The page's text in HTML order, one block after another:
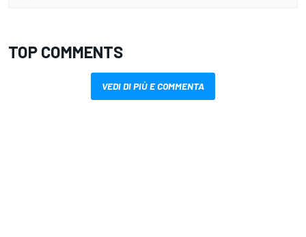
TOP COMMENTS
VEDI DI PIÙ E COMMENTA